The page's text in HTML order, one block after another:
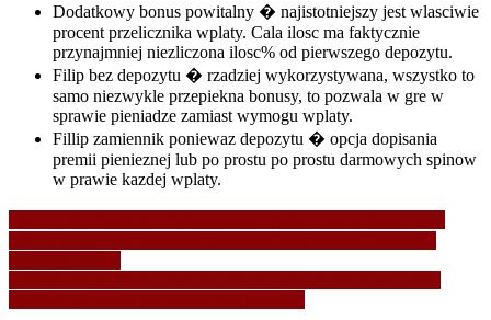
Dodatkowy bonus powitalny � najistotniejszy jest wlasciwie
procent przelicznika wplaty. Cala ilosc ma faktycznie
przynajmniej niezliczona ilosc% od pierwszego depozytu.
Filip bez depozytu � rzadziej wykorzystywana, wszystko to
samo niezwykle przepiekna bonusy, to pozwala w gre w
sprawie pieniadze zamiast wymogu wplaty.
Fillip zamiennik poniewaz depozytu � opcja dopisania
premii pienieznej lub po prostu po prostu darmowych spinow
w prawie kazdej wplaty.
Navigasi
pos